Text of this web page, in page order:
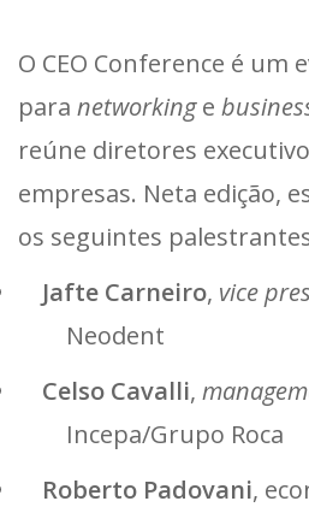
O CEO Conference é um
para networkinge
reúne diretores
empresas. Neta edição,
os seguintes
Jafte Carneiro, vice
Neodent
Celso Cavalli,
Incepa/Grupo Roca
Roberto Padovani,